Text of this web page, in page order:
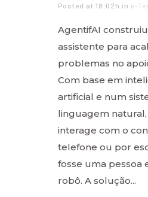
Posted at 18:02h in e-
AgentifAI
assistente para
problemas no
Com base em
artificial e num
linguagem natural,
interage com o
telefone ou por
fosse uma pessoa
robô. A solução...